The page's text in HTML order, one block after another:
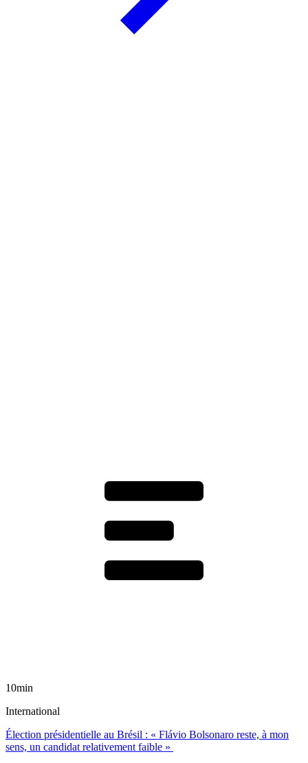
10min
International
Élection présidentielle au Brésil : « Flávio Bolsonaro reste, à mon
sens, un candidat relativement faible »